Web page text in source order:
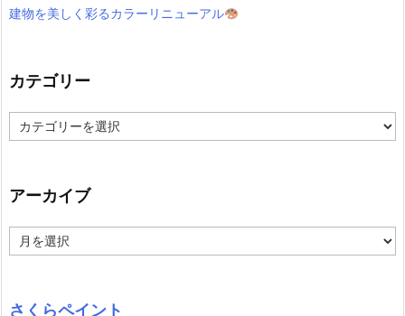
建物を美しく彩るカラーリニューアル
カテゴリー
テ
ー
アーカイブ
ー
ブ
さくらペイント